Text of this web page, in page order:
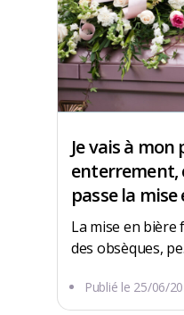
Je vais à
enterrement,
passe la mise
La mise en
des obsèques,
Publié le 25/06/